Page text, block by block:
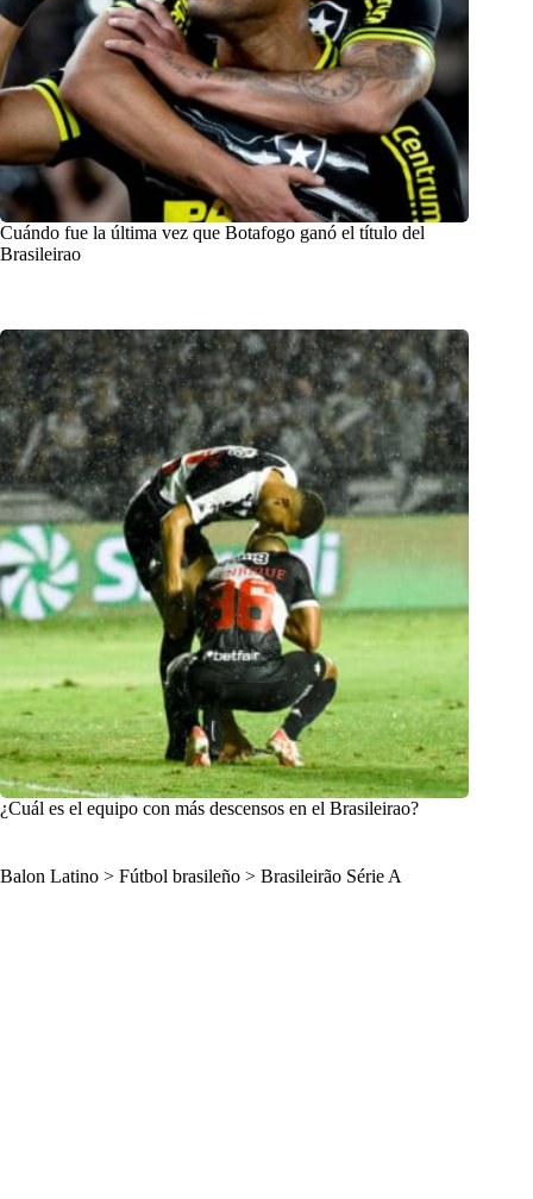
Cuándo fue la última vez que Botafogo ganó el título del
Brasileirao
¿Cuál es el equipo con más descensos en el Brasileirao?
Balon Latino > Fútbol brasileño > Brasileirão Série A